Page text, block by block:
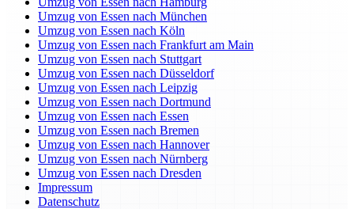
Umzug von Essen nach München
Umzug von Essen nach Köln
Umzug von Essen nach Frankfurt am Main
Umzug von Essen nach Stuttgart
Umzug von Essen nach Düsseldorf
Umzug von Essen nach Leipzig
Umzug von Essen nach Dortmund
Umzug von Essen nach Essen
Umzug von Essen nach Bremen
Umzug von Essen nach Hannover
Umzug von Essen nach Nürnberg
Umzug von Essen nach Dresden
Impressum
Datenschutz